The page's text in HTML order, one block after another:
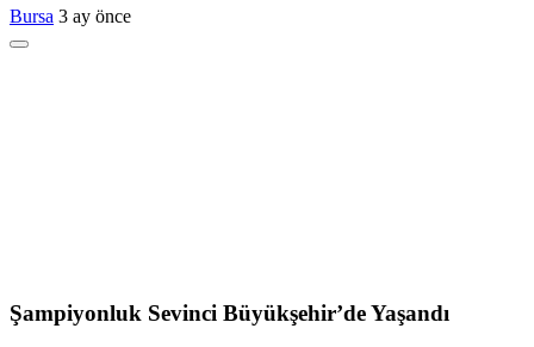
Bursa 3 ay önce
Şampiyonluk Sevinci Büyükşehir’de Yaşandı